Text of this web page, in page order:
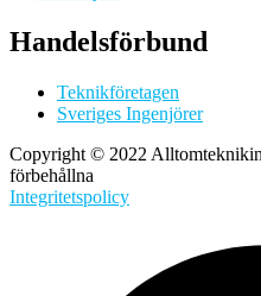
Handelsförbund
Teknikföretagen
Sveriges Ingenjörer
Copyright © 2022
förbehållna
Integritetspolicy